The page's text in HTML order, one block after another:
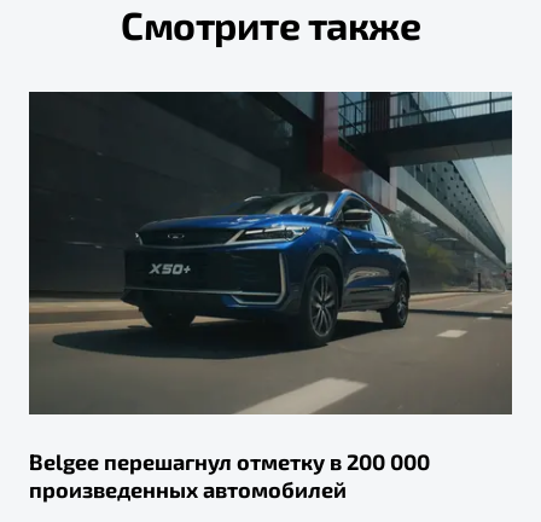
Смотрите также
Belgee перешагнул отметку в 200 000
произведенных автомобилей